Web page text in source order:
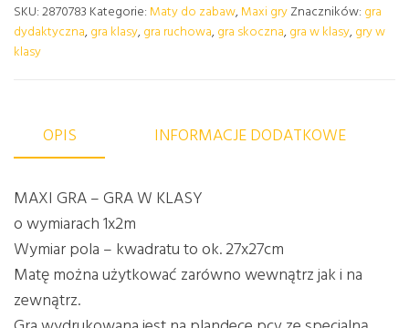
SKU:2870783 Kategorie: Maty do zabaw,Maxi gryZnaczników: gra
dydaktyczna,gra klasy,gra ruchowa,gra skoczna,gra w klasy,gry w
klasy
OPIS INFORMACJE DODATKOWE
MAXI GRA – GRA W KLASY
o wymiarach 1x2m
Wymiar pola – kwadratu to ok. 27x27cm
Matę można użytkować zarówno wewnątrz jak i na
zewnątrz.